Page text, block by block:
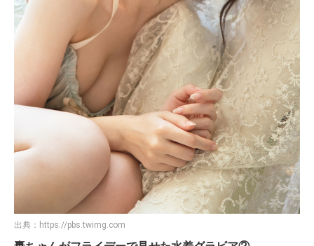
出典： https://pbs.twimg.com